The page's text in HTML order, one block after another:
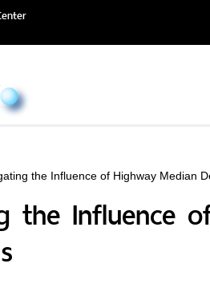
the Influence of Highway Median
the Influence